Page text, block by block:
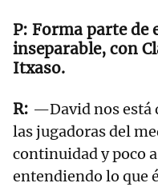
Forma parte de
inseparable, con
Itxaso.
—David nos está
las jugadoras del
continuidad y poco
entendiendo lo que